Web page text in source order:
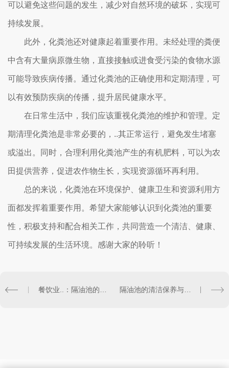
可以避免这些问题的发生，减少对自然环境的破坏，实现可
持续发展。
此外，化粪池还对健康起着重要作用。未经处理的粪便
中含有大量病原微生物，直接接触或进食受污染的食物水源
可能导致疾病传播。通过化粪池的正确使用和定期清理，可
以有效预防疾病的传播，提升居民健康水平。
在日常生活中，我们应该重视化粪池的维护和管理。定
期清理化粪池是非常必要的，..其正常运行，避免发生堵塞
或溢出。同时，合理利用化粪池产生的有机肥料，可以为农
田提供营养，促进农作物生长，实现资源循环再利用。
总的来说，化粪池在环境保护、健康卫生和资源利用方
面都发挥着重要作用。希望大家能够认识到化粪池的重要
性，积极支持和配合相关工作，共同营造一个清洁、健康、
可持续发展的生活环境。感谢大家的聆听！